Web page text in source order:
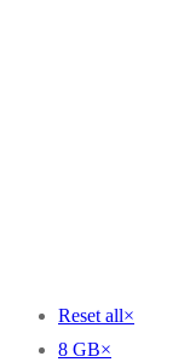
Reset all×
8 GB×